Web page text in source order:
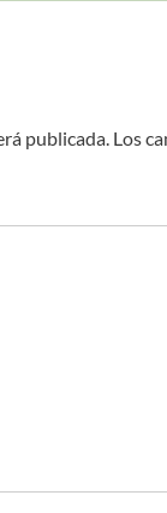
publicada. Los